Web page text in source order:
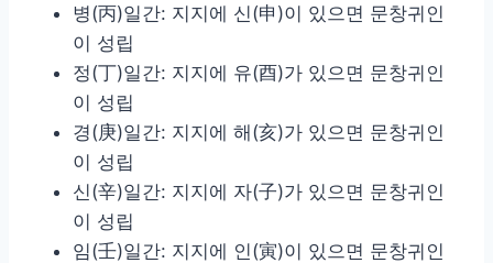
병(丙)일간: 지지에 신(申)이 있으면 문창귀인
이 성립
정(丁)일간: 지지에 유(酉)가 있으면 문창귀인
이 성립
경(庚)일간: 지지에 해(亥)가 있으면 문창귀인
이 성립
신(辛)일간: 지지에 자(子)가 있으면 문창귀인
이 성립
임(壬)일간: 지지에 인(寅)이 있으면 문창귀인